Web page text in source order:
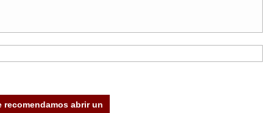
recomendamos abrir un